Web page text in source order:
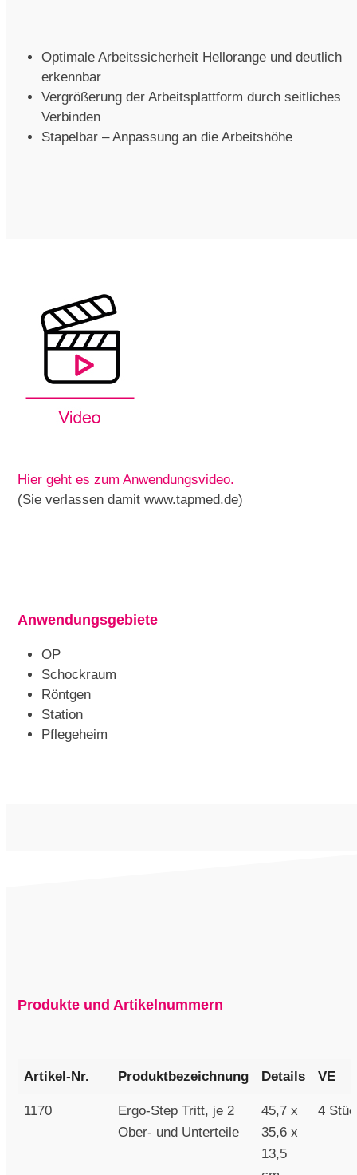
Optimale Arbeitssicherheit Hellorange und deutlich
erkennbar
Vergrößerung der Arbeitsplattform durch seitliches
Verbinden
Stapelbar – Anpassung an die Arbeitshöhe
Hier geht es zum Anwendungsvideo.
(Sie verlassen damit www.tapmed.de)
Anwendungsgebiete
OP
Schockraum
Röntgen
Station
Pflegeheim
Produkte und Artikelnummern
Artikel-Nr. Produktbezeichnung Details VE
1170
Ergo-Step Tritt, je 2
Ober- und Unterteile
45,7 x
35,6 x
13,5
4